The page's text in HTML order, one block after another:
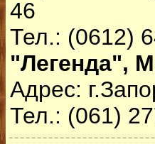
46
Тел.: (0612)
"Легенда",
Адрес:
Тел.: (061)